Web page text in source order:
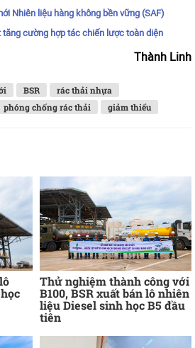
Nhiên liệu hàng không bền vững (SAF)
tăng cường hợp tác chiến lược toàn diện
Thành Linh
BSR
rác thải nhựa
phóng chống rác thải giảm thiểu
Thử nghiệm thành công với
B100, BSR xuất bán lô nhiên
liệu Diesel sinh học B5 đầu
tiên